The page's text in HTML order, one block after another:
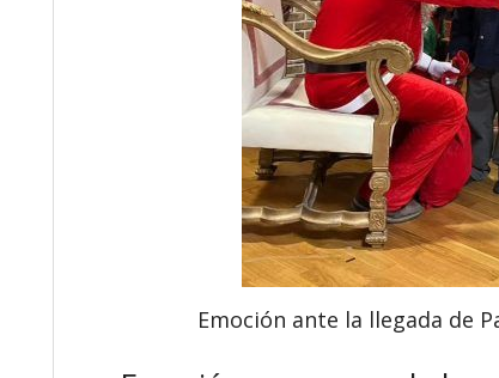
Emoción ante la llegada de